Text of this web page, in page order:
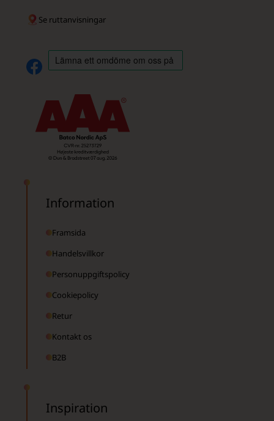
Se ruttanvisningar
Information
Framsida
Handelsvillkor
Personuppgiftspolicy
Cookiepolicy
Retur
Kontakt os
B2B
Inspiration